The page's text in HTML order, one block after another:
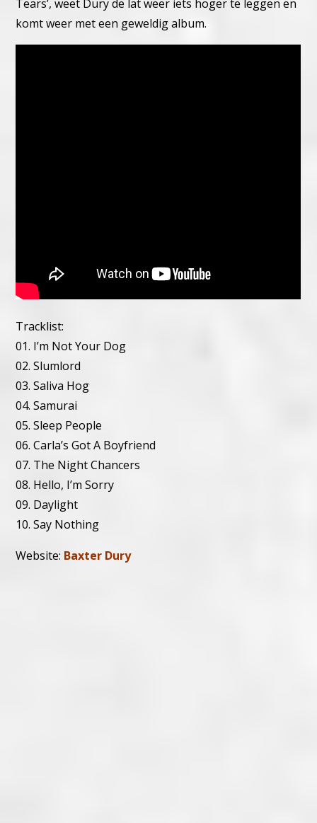
Tears’, weet Dury de lat weer iets hoger te leggen en
komt weer met een geweldig album.
Tracklist:
01. I’m Not Your Dog
02. Slumlord
03. Saliva Hog
04. Samurai
05. Sleep People
06. Carla’s Got A Boyfriend
07. The Night Chancers
08. Hello, I’m Sorry
09. Daylight
10. Say Nothing
Website: Baxter Dury